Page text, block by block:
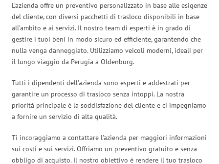
L’azienda offre un preventivo personalizzato in base alle esigenze
del cliente, con diversi pacchetti di trasloco disponibili in base
all’ambito e ai servizi. Il nostro team di esperti è in grado di
gestire i tuoi beni in modo sicuro ed efficiente, garantendo che
nulla venga danneggiato. Utilizziamo veicoli moderni, ideali per
il lungo viaggio da Perugia a Oldenburg.
Tutti i dipendenti dell’azienda sono esperti e addestrati per
garantire un processo di trasloco senza intoppi. La nostra
priorità principale è la soddisfazione del cliente e ci impegniamo
a fornire un servizio di alta qualità.
Ti incoraggiamo a contattare l’azienda per maggiori informazioni
sui costi e sui servizi. Offriamo un preventivo gratuito e senza
obbligo di acquisto. Il nostro obiettivo è rendere il tuo trasloco